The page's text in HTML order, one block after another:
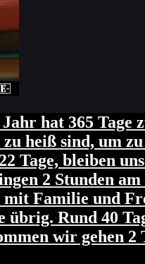
hat 365 Tage
heiß sind, um
Tage, bleiben
2 Stunden
Familie und
übrig. Rund 40
wir gehen